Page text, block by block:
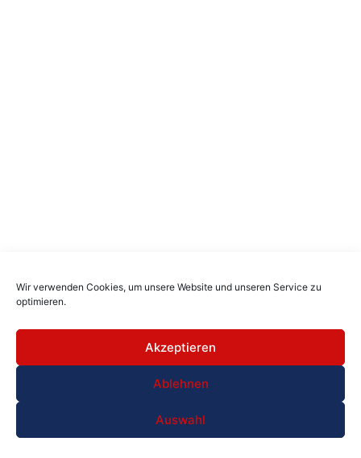
Wir verwenden Cookies, um unsere Website und unseren Service zu
optimieren.
Akzeptieren
Ablehnen
Auswahl